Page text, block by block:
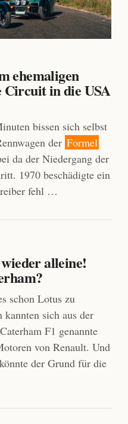
ehemaligen
Circuit in die USA
bissen sich selbst
der Formel
da der Niedergang der
1970 beschädigte ein
fehl …
alleine!
schon Lotus zu
sich aus der
F1 genannte
von Renault. Und
der Grund für die